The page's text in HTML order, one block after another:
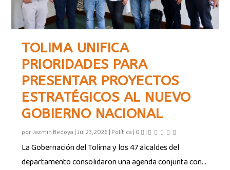
TOLIMA UNIFICA
PRIORIDADES PARA
PRESENTAR PROYECTOS
ESTRATÉGICOS AL NUEVO
GOBIERNO NACIONAL
porJazmin Bedoya | Jul 23, 2026 | Política | 0 |
La Gobernación del Tolima y los 47 alcaldes del
departamento consolidaron una agenda conjunta con...